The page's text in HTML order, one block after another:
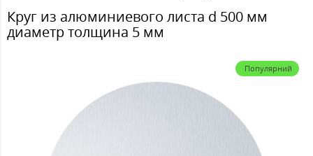
Круг из алюминиевого листа d 500 мм
диаметр толщина 5 мм
Популярний